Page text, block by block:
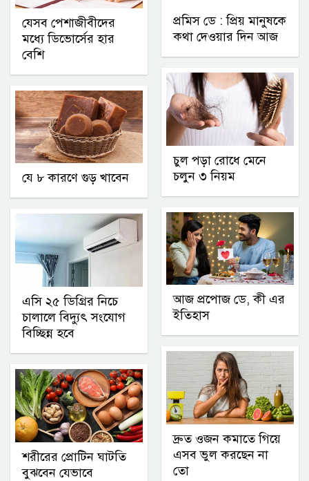
যেসব পেশাজীবীদের
মধ্যে ডিভোর্সের হার
বেশি
যে ৮ কারণে গুড় খাবেন
এসি ২৫ ডিগ্রির নিচে
চালালে বিদ্যুৎ সংযোগ
বিচ্ছিন্ন হবে
শরীরের প্রোটিন ঘাটতি
বুঝবেন যেভাবে
প্রমিস ডে : প্রিয় মানুষকে
কথা দেওয়ার দিন আজ
চুল পড়া রোধে মেনে
চলুন ৩ নিয়ম
আজ প্রপোজ ডে, কী এর
ইতিহাস
দ্রুত ওজন কমাতে গিয়ে
এসব ভুল করছেন না
তো